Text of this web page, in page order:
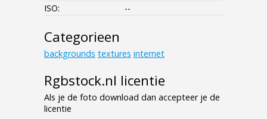
ISO:
--
Categorieen
backgrounds textures internet
Rgbstock.nl licentie
Als je de foto download dan accepteer je de
licentie